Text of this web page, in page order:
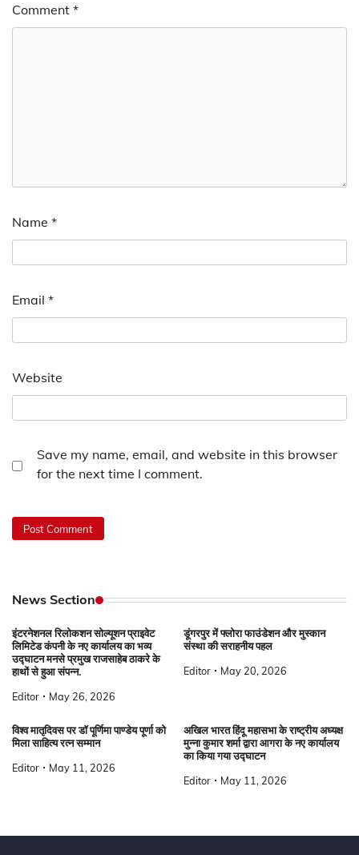
Comment *
Name *
Email *
Website
Save my name, email, and website in this browser
for the next time I comment.
News Section
इंटरनेशनल रिलोकशन सोल्यूशन प्राइवेट
लिमिटेड कंपनी के नए कार्यालय का भव्य
उद्घाटन मनसे प्रमुख राजसाहेब ठाकरे के
हाथों से हुआ संपन्न.
Editor May 26, 2026
डूंगरपुर में फ्लोरा फाउंडेशन और मुस्कान
संस्था की सराहनीय पहल
Editor May 20, 2026
विश्व मातृदिवस पर डॉ पूर्णिमा पाण्डेय पूर्णा को
मिला साहित्य रत्न सम्मान
Editor May 11, 2026
अखिल भारत हिंदू महासभा के राष्ट्रीय अध्यक्ष
मुन्ना कुमार शर्मा द्वारा आगरा के नए कार्यालय
का किया गया उद्घाटन
Editor May 11, 2026